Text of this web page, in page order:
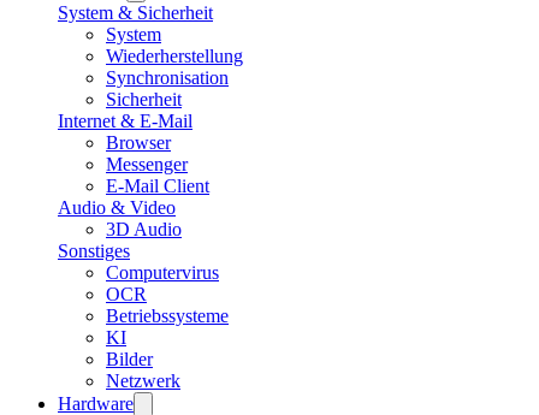
System & Sicherheit
System
Wiederherstellung
Synchronisation
Sicherheit
Internet & E-Mail
Browser
Messenger
E-Mail Client
Audio & Video
3D Audio
Sonstiges
Computervirus
OCR
Betriebssysteme
KI
Bilder
Netzwerk
Hardware